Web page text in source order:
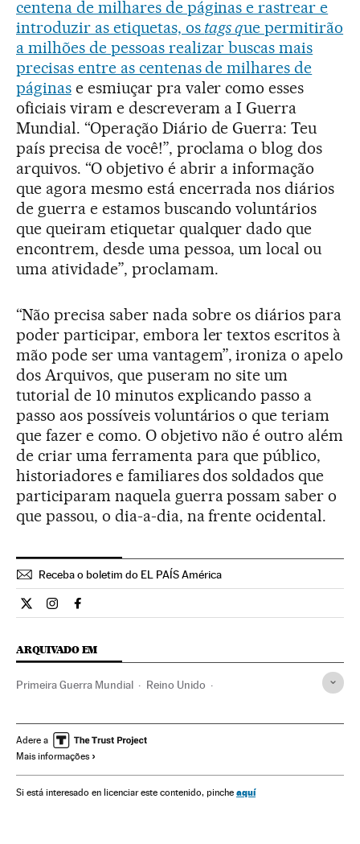
centena de milhares de páginas e rastrear e
introduzir as etiquetas, os tags que permitirão
a milhões de pessoas realizar buscas mais
precisas entre as centenas de milhares de
páginase esmiuçar pra valer como esses
oficiais viram e descreveram a I Guerra
Mundial. “Operação Diário de Guerra: Teu
país precisa de você!”, proclama o blog dos
arquivos. “O objetivo é abrir a informação
que agora mesmo está encerrada nos diários
de guerra e estamos buscando voluntários
que queiram etiquetar qualquer dado que
encontrem, desde uma pessoa, um local ou
uma atividade”, proclamam.
“Não precisa saber nada sobre os diários para
poder participar, embora ler textos escritos à
mão pode ser uma vantagem”, ironiza o apelo
dos Arquivos, que puseram no site um
tutorial de 10 minutos explicando passo a
passo aos possíveis voluntários o que teriam
que fazer e como. O objetivo não é outro além
de criar uma ferramenta para que público,
historiadores e familiares dos soldados que
participaram naquela guerra possam saber o
que passou, o dia-a-dia, na frente ocidental.
Receba o boletim do EL PAÍS América
Cultura El País Brasil en Twitter
Cultura El País Brasil en Instagram
Cultura El País Brasil en Facebook
ARQUIVADO EM
Primeira Guerra Mundial Reino Unido
História Telecomunicações
Adere a
Mais informações
Si está interesado en licenciar este contenido, pinche aquí